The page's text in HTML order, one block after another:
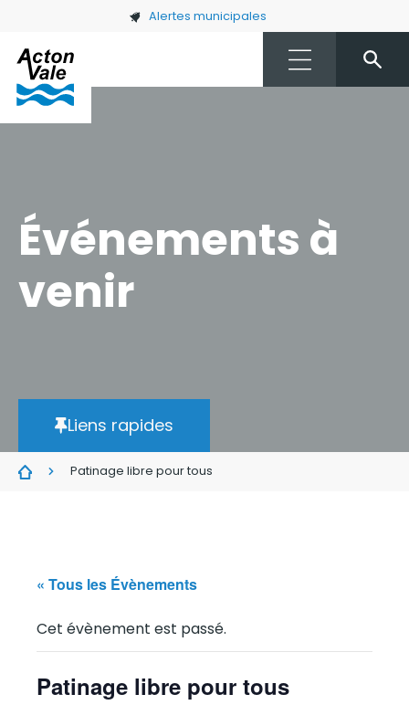
Skip to main content Alertes municipales
Événements à
venir
Liens rapides
Patinage libre pour tous
« Tous les Évènements
Cet évènement est passé.
Patinage libre pour tous